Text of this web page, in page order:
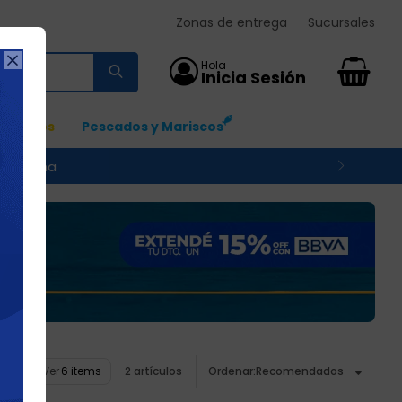

zona
Pescados y Mariscos
0
Zonas de entrega Sucursales
Ver 2 artículos Recomendados